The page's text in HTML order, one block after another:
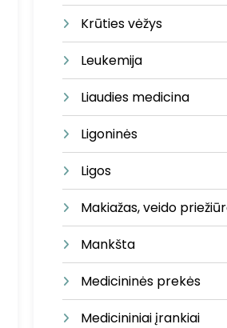
Krūties vėžys
Leukemija
Liaudies medicina
Ligoninės
Ligos
Makiažas, veido
Mankšta
Medicininės prekės
Medicininiai įrankiai